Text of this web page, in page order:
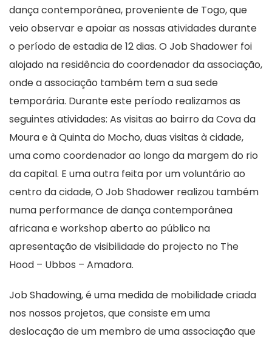
dança contemporânea, proveniente de Togo, que
veio observar e apoiar as nossas atividades durante
o período de estadia de 12 dias. O Job Shadower foi
alojado na residência do coordenador da associação,
onde a associação também tem a sua sede
temporária. Durante este período realizamos as
seguintes atividades: As visitas ao bairro da Cova da
Moura e à Quinta do Mocho, duas visitas à cidade,
uma como coordenador ao longo da margem do rio
da capital. E uma outra feita por um voluntário ao
centro da cidade, O Job Shadower realizou também
numa performance de dança contemporânea
africana e workshop aberto ao público na
apresentação de visibilidade do projecto no The
Hood – Ubbos – Amadora.
Job Shadowing, é uma medida de mobilidade criada
nos nossos projetos, que consiste em uma
deslocação de um membro de uma associação que